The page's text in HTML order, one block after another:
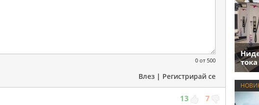
0 от 500
Влез | Регистрирай се
13 7